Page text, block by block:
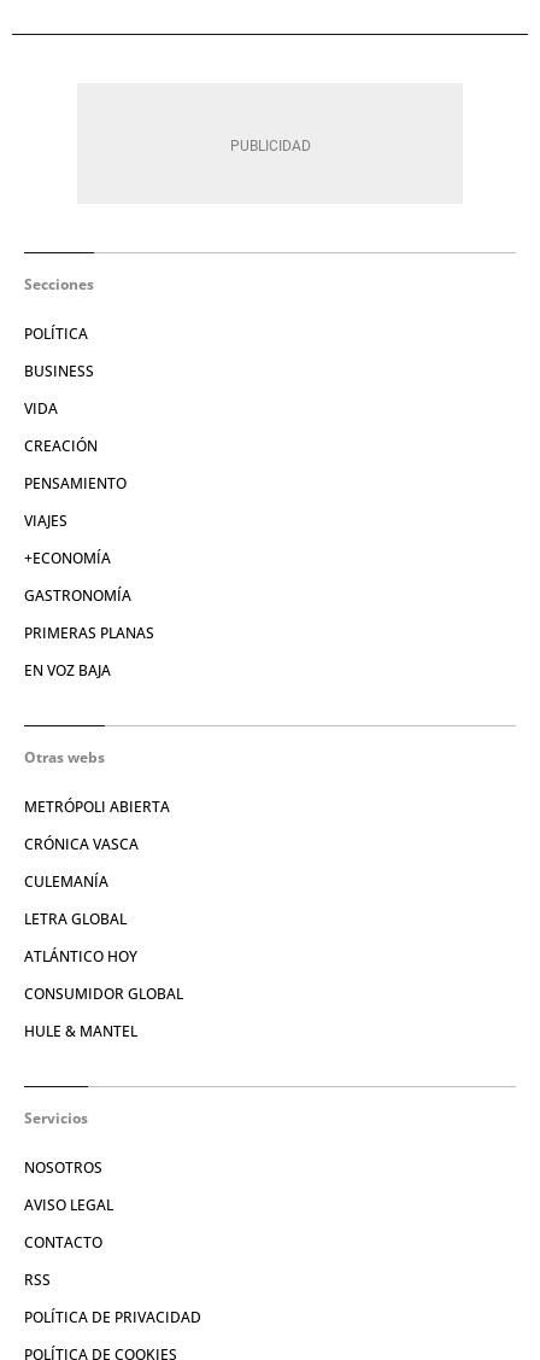
Secciones
POLÍTICA
BUSINESS
VIDA
CREACIÓN
PENSAMIENTO
VIAJES
+ECONOMÍA
GASTRONOMÍA
PRIMERAS PLANAS
EN VOZ BAJA
Otras webs
METRÓPOLI ABIERTA
CRÓNICA VASCA
CULEMANÍA
LETRA GLOBAL
ATLÁNTICO HOY
CONSUMIDOR GLOBAL
HULE & MANTEL
Servicios
NOSOTROS
AVISO LEGAL
CONTACTO
RSS
POLÍTICA DE PRIVACIDAD
POLÍTICA DE COOKIES